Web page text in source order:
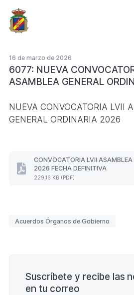
Saltar
al
contenido
16 de marzo de 2026
6077: NUEVA
ASAMBLEA GENERAL
NUEVA CONVOCATORIA LVII
GENERAL ORDINARIA 2026
CONVOCATORIA LVII ASAMBLEA
2026 FECHA DEFINITIVA
229,16 KB (PDF)
CONVOCATORIA
FECHA
Acuerdos Órganos de Gobierno
Suscríbete y recibe las
en tu correo